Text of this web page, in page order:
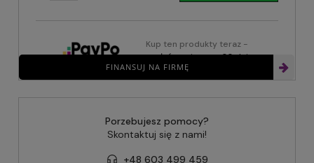
FINANSUJ NA FIRMĘ
Kup ten produkty teraz -
zapłać za niego za 30 dni
Porzebujesz pomocy?
Skontaktuj się z nami!
+48 603 499 459